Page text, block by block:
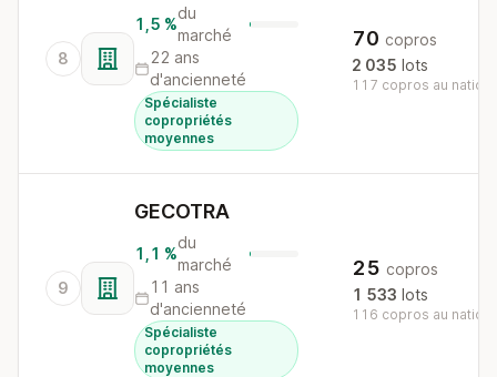
8
1,5 %
du
marché
22 ans
d'ancienneté
Spécialiste
copropriétés
moyennes
70 copros
2 035 lots
117 copros au
9
GECOTRA
1,1 %
du
marché
11 ans
d'ancienneté
Spécialiste
copropriétés
moyennes
25 copros
1 533 lots
116 copros au